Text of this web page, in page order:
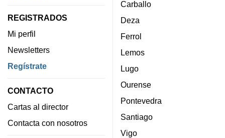
REGISTRADOS
Mi perfil
Newsletters
Regístrate
CONTACTO
Cartas al director
Contacta con nosotros
Carballo
Deza
Ferrol
Lemos
Lugo
Ourense
Pontevedra
Santiago
Vigo